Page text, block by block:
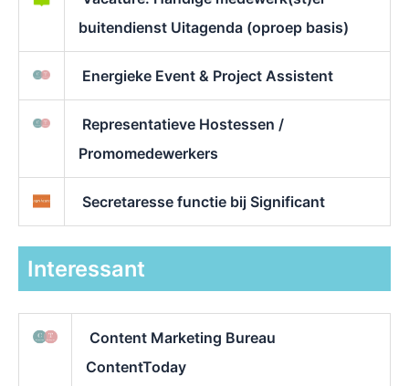
buitendienst Uitagenda (oproep basis)
Energieke Event & Project Assistent
Representatieve Hostessen /
Promomedewerkers
Secretaresse functie bij Significant
Interessant
Content Marketing Bureau
ContentToday